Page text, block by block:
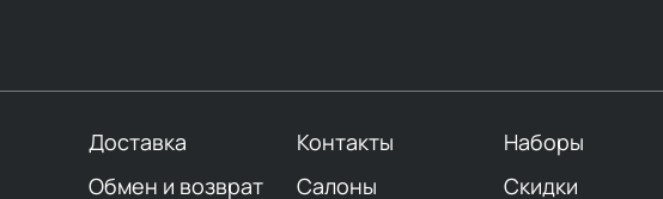
Доставка Контакты
Наборы
Обмен и возврат Салоны Скидки